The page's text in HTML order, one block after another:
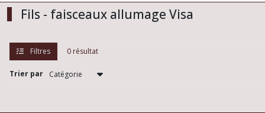
Fils - faisceaux allumage Visa
Filtres 0 résultat
Trier par
Visa
Pièces
allumage
Visa
(1)